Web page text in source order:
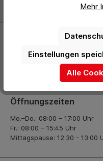
Zur
+49 (0) 2261-7099
info@hermann-
Öffnungszeiten
Mo.–Do.: 08:00 – 17:00 Uhr
Fr.: 08:00 – 15:45 Uhr
Mittagspause: 12:30 - 13:00
Mehr
Einstellungen
Alle